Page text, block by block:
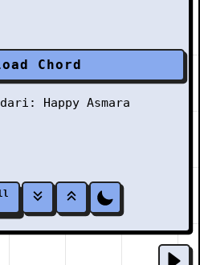
Chord
dari: Happy Asmara